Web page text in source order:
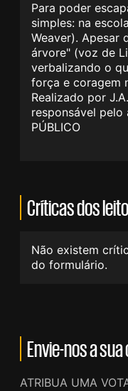
Para poder
simples: na
Weaver). Apesar
árvore" (voz de
verbalizando o
força e coragem
Realizado por
responsável
PÚBLICO
Críticas dos
Não existem
do formulário.
Envie-nos a
ATRIBUA UMA